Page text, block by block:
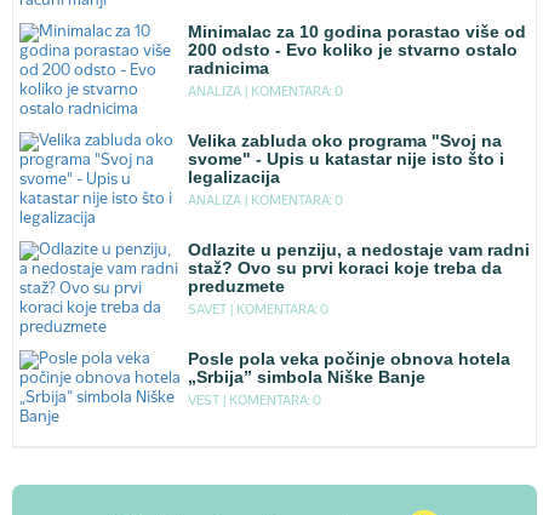
Minimalac za 10 godina porastao više od
200 odsto - Evo koliko je stvarno ostalo
radnicima
ANALIZA | KOMENTARA: 0
Velika zabluda oko programa "Svoj na
svome" - Upis u katastar nije isto što i
legalizacija
ANALIZA | KOMENTARA: 0
Odlazite u penziju, a nedostaje vam radni
staž? Ovo su prvi koraci koje treba da
preduzmete
SAVET | KOMENTARA: 0
Posle pola veka počinje obnova hotela
„Srbija” simbola Niške Banje
VEST | KOMENTARA: 0